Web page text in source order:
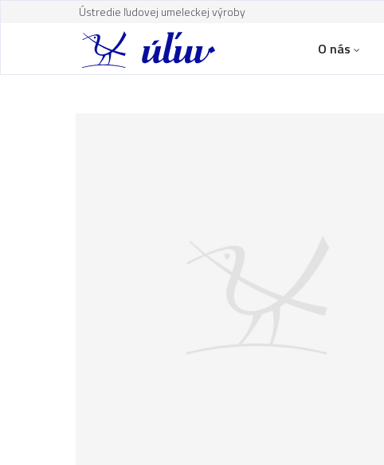
Ústredie ľudovej umeleckej výroby
O nás